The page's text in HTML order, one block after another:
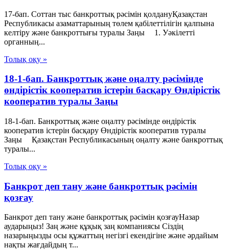
17-бап. Соттан тыс банкроттық рәсімін қолдануҚазақстан
Республикасы азаматтарының төлем қабілеттілігін қалпына
келтіру және банкроттығы туралы Заңы 1. Уәкілетті
органның...
Толық оқу »
18-1-бап. Банкроттық және оңалту рәсімінде
өндірістік кооператив iстерiн басқару Өндiрiстiк
кооператив туралы Заңы
18-1-бап. Банкроттық және оңалту рәсімінде өндірістік
кооператив iстерiн басқару Өндiрiстiк кооператив туралы
Заңы Қазақстан Республикасының оңалту және банкроттық
туралы...
Толық оқу »
Банкрот деп тану және банкроттық рәсімін
қозғау
Банкрот деп тану және банкроттық рәсімін қозғауНазар
аударыңыз! Заң және құқық заң компаниясы Сіздің
назарыңызды осы құжаттың негізгі екендігіне және әрдайым
нақты жағдайдың т...